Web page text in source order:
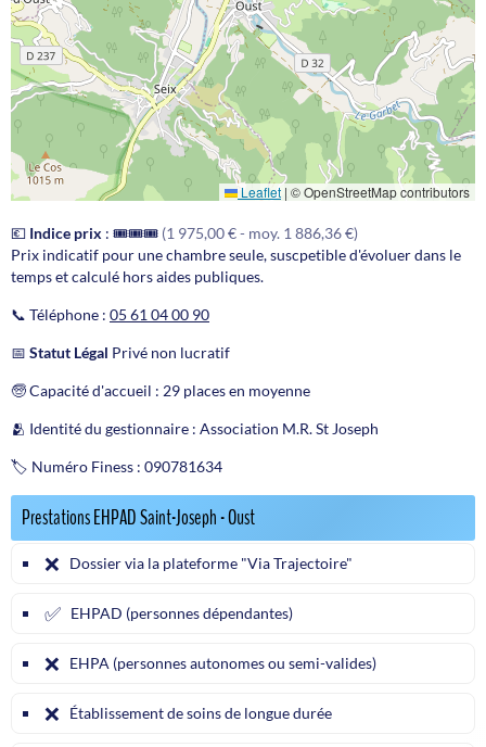
Leaflet | © OpenStreetMap contributors
💶 Indice prix : 🎟️🎟️🎟️ (1 975,00 € - moy. 1 886,36 €)
Prix indicatif pour une chambre seule, suscpetible d'évoluer dans le
temps et calculé hors aides publiques.
📞 Téléphone : 05 61 04 00 90
📅 Statut Légal Privé non lucratif
🧓 Capacité d'accueil : 29 places en moyenne
🫂 Identité du gestionnaire : Association M.R. St Joseph
🏷️ Numéro Finess : 090781634
Prestations EHPAD Saint-Joseph - Oust
❌ Dossier via la plateforme "Via Trajectoire"
✅ EHPAD (personnes dépendantes)
❌ EHPA (personnes autonomes ou semi-valides)
❌ Établissement de soins de longue durée